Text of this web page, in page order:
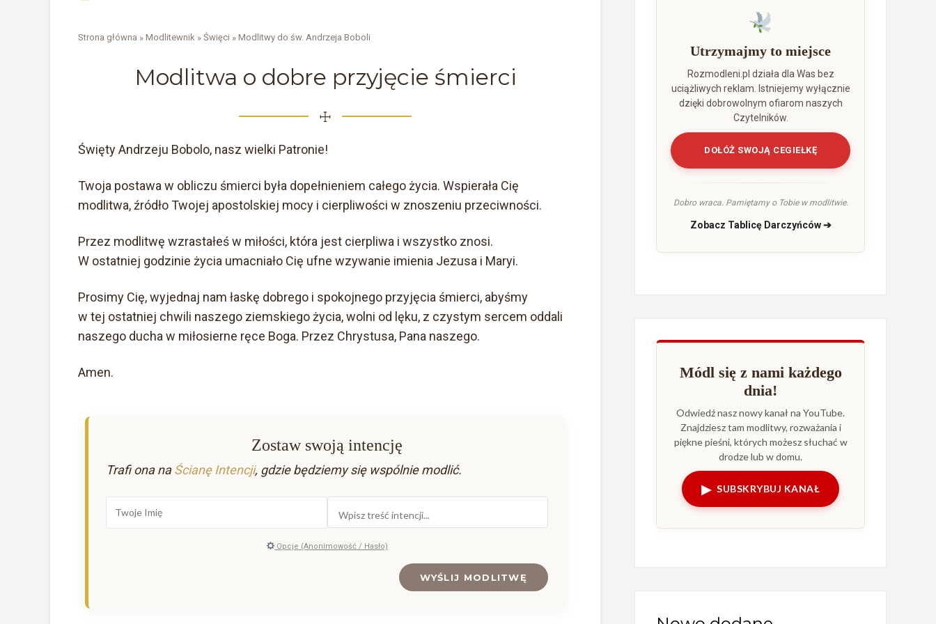
Strona główna » Modlitewnik » Święci » Modlitwy do św. Andrzeja Boboli
Modlitwa o dobre przyjęcie śmierci
☩
Święty Andrzeju Bobolo, nasz wielki Patronie!
Twoja postawa w obliczu śmierci była dopełnieniem całego życia. Wspierała Cię
modlitwa, źródło Twojej apostolskiej mocy i cierpliwości w znoszeniu przeciwności.
Przez modlitwę wzrastałeś w miłości, która jest cierpliwa i wszystko znosi.
W ostatniej godzinie życia umacniało Cię ufne wzywanie imienia Jezusa i Maryi.
Prosimy Cię, wyjednaj nam łaskę dobrego i spokojnego przyjęcia śmierci, abyśmy
w tej ostatniej chwili naszego ziemskiego życia, wolni od lęku, z czystym sercem oddali
naszego ducha w miłosierne ręce Boga. Przez Chrystusa, Pana naszego.
Amen.
Zostaw swoją intencję
Trafi ona naŚcianę Intencji, gdzie będziemy się wspólnie modlić.
Opcje (Anonimowość / Hasło)
WYŚLIJ MODLITWĘ
Utrzymajmy to miejsce
Rozmodleni.pl działa dla Was bez
uciążliwych reklam. Istniejemy wyłącznie
dzięki dobrowolnym ofiarom naszych
Czytelników.
DOŁÓŻ SWOJĄ CEGIEŁKĘ
Dobro wraca. Pamiętamy o Tobie w modlitwie.
Zobacz Tablicę Darczyńców ➔
Módl się z nami każdego
dnia!
Odwiedź nasz nowy kanał na YouTube.
Znajdziesz tam modlitwy, rozważania i
piękne pieśni, których możesz słuchać w
drodze lub w domu.
▶ SUBSKRYBUJ KANAŁ